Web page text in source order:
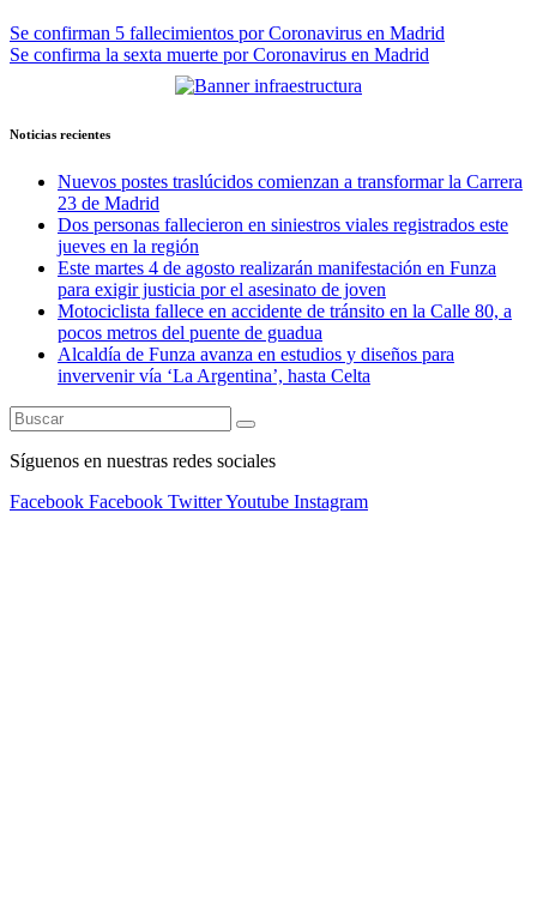
Se confirman 5 fallecimientos por Coronavirus en Madrid
Se confirma la sexta muerte por Coronavirus en Madrid
Noticias recientes
Nuevos postes traslúcidos comienzan a transformar la Carrera
23 de Madrid
Dos personas fallecieron en siniestros viales registrados este
jueves en la región
Este martes 4 de agosto realizarán manifestación en Funza
para exigir justicia por el asesinato de joven
Motociclista fallece en accidente de tránsito en la Calle 80, a
pocos metros del puente de guadua
Alcaldía de Funza avanza en estudios y diseños para
invervenir vía ‘La Argentina’, hasta Celta
Síguenos en nuestras redes sociales
Facebook Facebook TwitterYoutube Instagram